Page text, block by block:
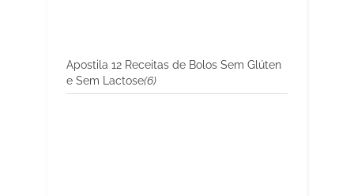
Apostila 12 Receitas de Bolos Sem Glúten
e Sem Lactose(6)